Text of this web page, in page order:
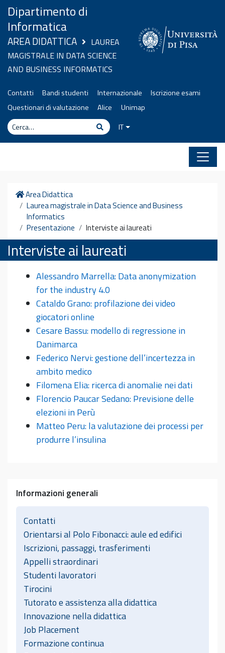
Vai al contenuto
Dipartimento di
Informatica
AREA DIDATTICA
LAUREA
MAGISTRALE IN DATA SCIENCE
AND BUSINESS INFORMATICS
Contatti Bandi studenti Internazionale
Iscrizione esami
Questionari di valutazione
Alice
Unimap
Cerca
CercaIT
Home
Area Didattica
Laurea magistrale in Data Science and Business
Informatics
Presentazione
Interviste ai laureati
Interviste ai laureati
Alessandro Marrella: Data anonymization
for the industry 4.0
Cataldo Grano: profilazione dei video
giocatori online
Cesare Bassu: modello di regressione in
Danimarca
Federico Nervi: gestione dell’incertezza in
ambito medico
Filomena Elia: ricerca di anomalie nei dati
Florencio Paucar Sedano: Previsione delle
elezioni in Perù
Matteo Peru: la valutazione dei processi per
produrre l’insulina
Informazioni generali
Contatti
Orientarsi al Polo Fibonacci: aule ed edifici
Iscrizioni, passaggi, trasferimenti
Appelli straordinari
Studenti lavoratori
Tirocini
Tutorato e assistenza alla didattica
Innovazione nella didattica
Job Placement
Formazione continua